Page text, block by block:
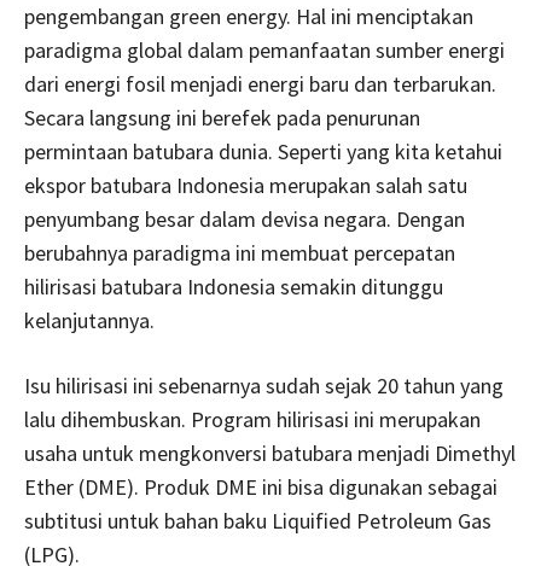
pengembangan green energy. Hal ini menciptakan
paradigma global dalam pemanfaatan sumber energi
dari energi fosil menjadi energi baru dan terbarukan.
Secara langsung ini berefek pada penurunan
permintaan batubara dunia. Seperti yang kita ketahui
ekspor batubara Indonesia merupakan salah satu
penyumbang besar dalam devisa negara. Dengan
berubahnya paradigma ini membuat percepatan
hilirisasi batubara Indonesia semakin ditunggu
kelanjutannya.
Isu hilirisasi ini sebenarnya sudah sejak 20 tahun yang
lalu dihembuskan. Program hilirisasi ini merupakan
usaha untuk mengkonversi batubara menjadi Dimethyl
Ether (DME). Produk DME ini bisa digunakan sebagai
subtitusi untuk bahan baku Liquified Petroleum Gas
(LPG).